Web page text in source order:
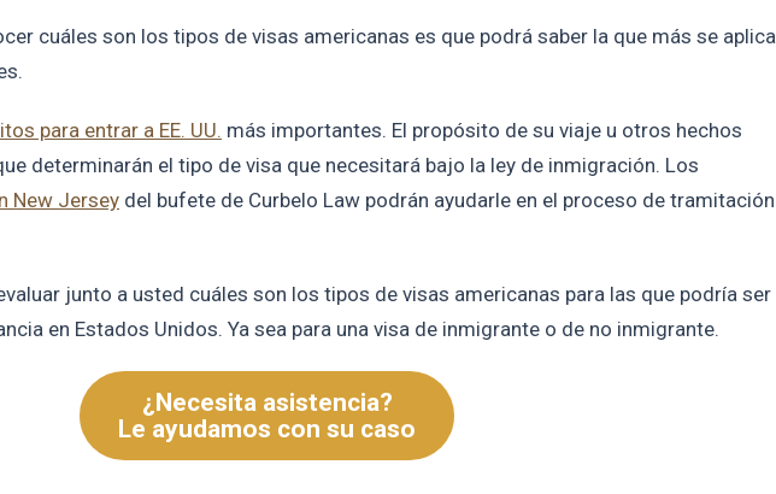
cuáles son los tipos de visas americanas es que podrá saber la que más se aplica
para entrar a EE. UU. más importantes. El propósito de su viaje u otros hechos
determinarán el tipo de visa que necesitará bajo la ley de inmigración. Los
New Jersey del bufete de Curbelo Law podrán ayudarle en el proceso de tramitación
junto a usted cuáles son los tipos de visas americanas para las que podría ser
en Estados Unidos. Ya sea para una visa de inmigrante o de no inmigrante.
¿Necesita asistencia?
Le ayudamos con su caso